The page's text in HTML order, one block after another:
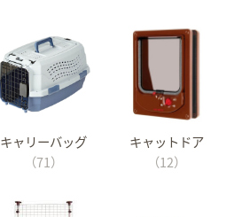
キャリーバッグ
（71）
キャットドア
（12）